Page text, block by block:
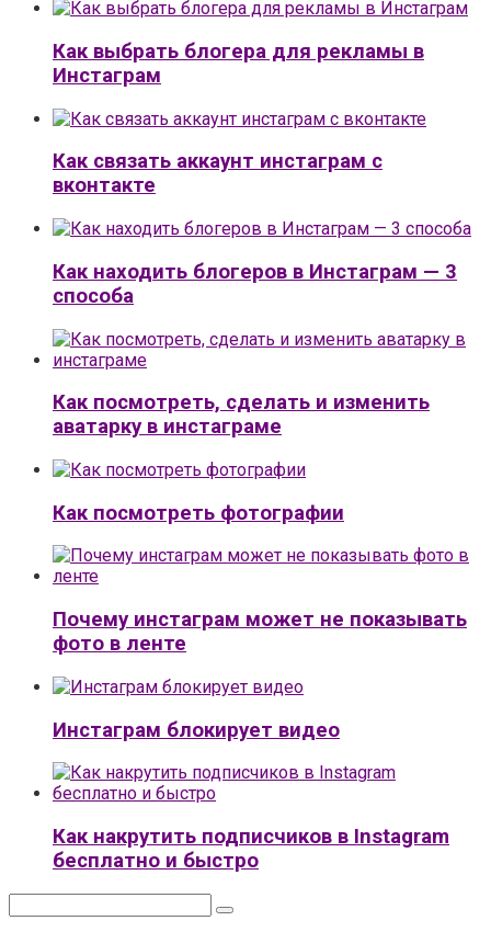
Как выбрать блогера для рекламы в
Инстаграм
Как связать аккаунт инстаграм с
вконтакте
Как находить блогеров в Инстаграм — 3
способа
Как посмотреть, сделать и изменить
аватарку в инстаграме
Как посмотреть фотографии
Почему инстаграм может не показывать
фото в ленте
Инстаграм блокирует видео
Как накрутить подписчиков в Instagram
бесплатно и быстро